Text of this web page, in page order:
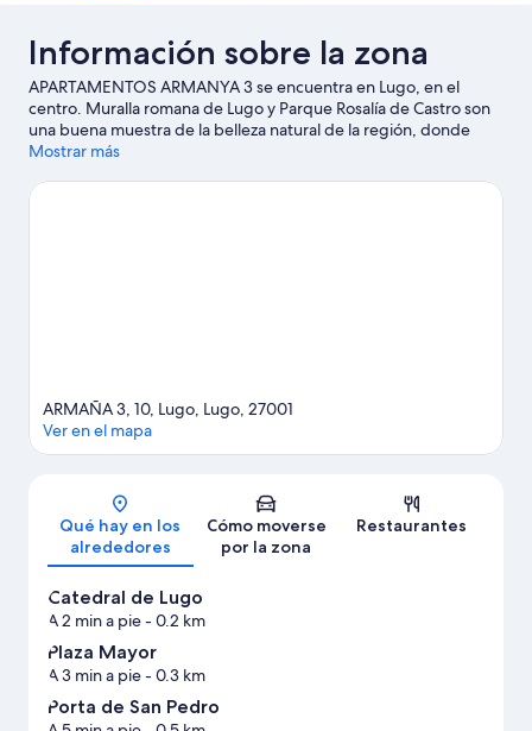
Información sobre la zona
APARTAMENTOS ARMANYA 3 se encuentra en Lugo, en el
centro. Muralla romana de Lugo y Parque Rosalía de Castro son
una buena muestra de la belleza natural de la región, donde
también puedes acercarte a atractivos turísticos como Parque
guía de viaje de Lugo
Mostrar más
Mapa
ARMAÑA 3, 10, Lugo, Lugo, 27001
Ver en el mapa
Qué hay en los
alrededores
Cómo moverse
por la zona
Restaurantes
Catedral de Lugo
A 2 min a pie- 0.2 km
Plaza Mayor
A 3 min a pie- 0.3 km
Porta de San Pedro